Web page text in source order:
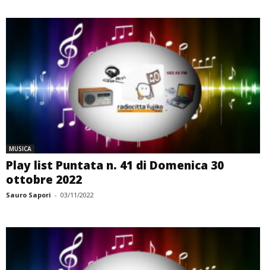
MUSICA
Play list Puntata n. 41 di Domenica 30
ottobre 2022
Sauro Sapori - 03/11/2022